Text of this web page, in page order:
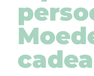
Nieuwe
producten
Producten